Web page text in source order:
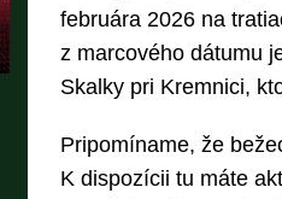
februára 2026 na
z marcového dátumu
Skalky pri Kremnici,
Pripomíname, že
K dispozícii tu máte